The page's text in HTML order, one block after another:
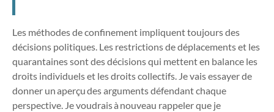
Les méthodes de confinement impliquent toujours des
décisions politiques. Les restrictions de déplacements et les
quarantaines sont des décisions qui mettent en balance les
droits individuels et les droits collectifs. Je vais essayer de
donner un aperçu des arguments défendant chaque
perspective. Je voudrais à nouveau rappeler que je